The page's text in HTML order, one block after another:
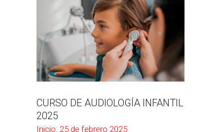
CURSO DE AUDIOLOGÍA INFANTIL
2025
Inicio: 25 de febrero 2025